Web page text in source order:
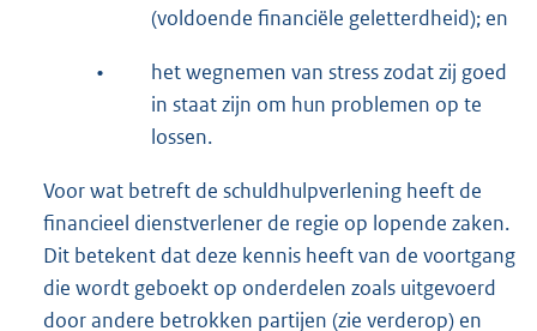
(voldoende financiële geletterdheid); en
•
het wegnemen van stress zodat zij goed
in staat zijn om hun problemen op te
lossen.
Voor wat betreft de schuldhulpverlening heeft de
financieel dienstverlener de regie op lopende zaken.
Dit betekent dat deze kennis heeft van de voortgang
die wordt geboekt op onderdelen zoals uitgevoerd
door andere betrokken partijen (zie verderop) en